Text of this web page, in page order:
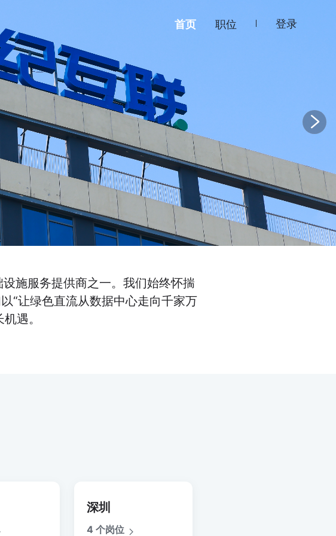
首页 职位 登录
施服务提供商之一。我们始终怀揣
“让绿色直流从数据中心走向千家万
遇。
深圳
4 个岗位